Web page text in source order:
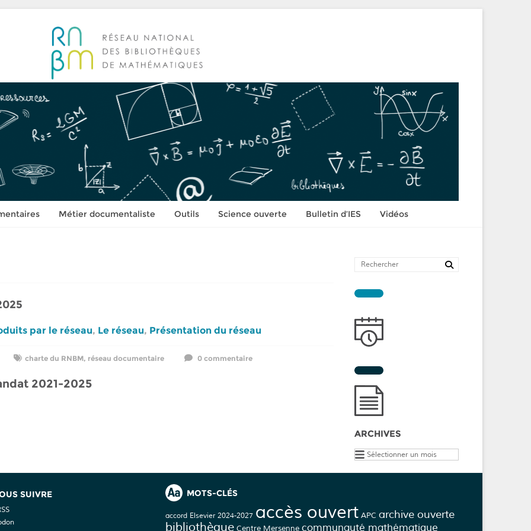
Métier documentaliste Outils Science ouverte Bulletin d’IES Vidéos
par le réseau, Le réseau, Présentation du réseau
charte du RNBM, réseau documentaire 0 commentaire
2021-2025
ARCHIVES
Archives
SUIVRE MOTS-CLÉS
accord Elsevier 2024-2027 accès ouvert APC archive ouverte
bibliothèque Centre Mersenne communauté mathématique